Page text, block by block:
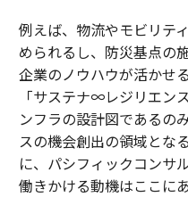
例えば、物流やモビリテ
められるし、防災基点の
企業のノウハウが活かせ
「サステナ∞レジリエン
ンフラの設計図であるの
スの機会創出の領域とな
に、パシフィックコンサ
働きかける動機はここにあ